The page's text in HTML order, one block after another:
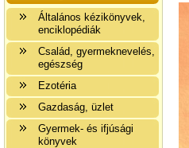
Általános kézikönyvek,
enciklopédiák
Család, gyermeknevelés,
egészség
Ezotéria
Gazdaság, üzlet
Gyermek- és ifjúsági
könyvek